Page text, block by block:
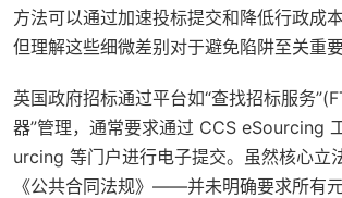
方法可以通过加速投标提交和降低行政成
但理解这些细微差别对于避免陷阱至关重要
英国政府招标通过平台如“查找招标服务
器”管理，通常要求通过 CCS eSourcing
urcing 等门户进行电子提交。虽然核心
《公共合同法规》——并未明确要求所有